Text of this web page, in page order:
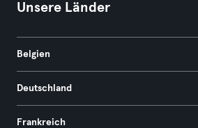
Unsere Länder
Belgien
Deutschland
Frankreich